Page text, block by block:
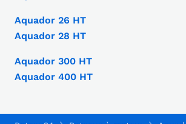
Aquador 26 HT
Aquador 28 HT
Aquador 300 HT
Aquador 400 HT